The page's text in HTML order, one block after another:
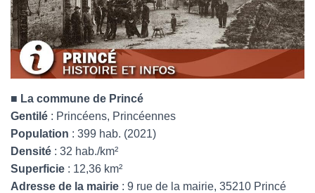
■ La commune de Princé
Gentilé : Princéens, Princéennes
Population : 399 hab. (2021)
Densité : 32 hab./km²
Superficie : 12,36 km²
Adresse de la mairie : 9 rue de la mairie, 35210 Princé